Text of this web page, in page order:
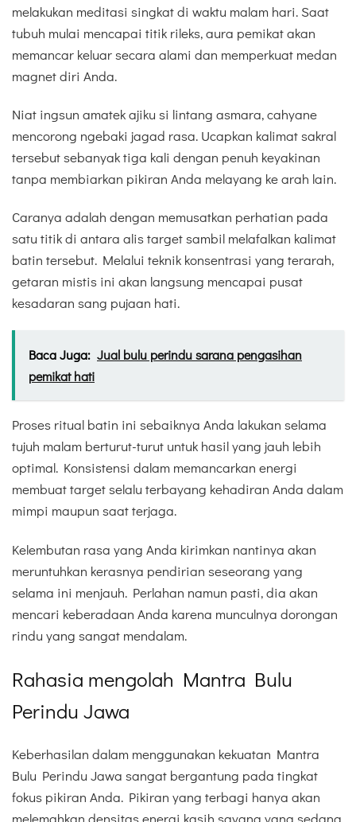
melakukan meditasi singkat di waktu malam hari. Saat
tubuh mulai mencapai titik rileks, aura pemikat akan
memancar keluar secara alami dan memperkuat medan
magnet diri Anda.
Niat ingsun amatek ajiku si lintang asmara, cahyane
mencorong ngebaki jagad rasa. Ucapkan kalimat sakral
tersebut sebanyak tiga kali dengan penuh keyakinan
tanpa membiarkan pikiran Anda melayang ke arah lain.
Caranya adalah dengan memusatkan perhatian pada
satu titik di antara alis target sambil melafalkan kalimat
batin tersebut. Melalui teknik konsentrasi yang terarah,
getaran mistis ini akan langsung mencapai pusat
kesadaran sang pujaan hati.
Baca Juga: Jual bulu perindu sarana pengasihan
pemikat hati
Proses ritual batin ini sebaiknya Anda lakukan selama
tujuh malam berturut-turut untuk hasil yang jauh lebih
optimal. Konsistensi dalam memancarkan energi
membuat target selalu terbayang kehadiran Anda dalam
mimpi maupun saat terjaga.
Kelembutan rasa yang Anda kirimkan nantinya akan
meruntuhkan kerasnya pendirian seseorang yang
selama ini menjauh. Perlahan namun pasti, dia akan
mencari keberadaan Anda karena munculnya dorongan
rindu yang sangat mendalam.
Rahasia mengolah Mantra Bulu
Perindu Jawa
Keberhasilan dalam menggunakan kekuatan Mantra
Bulu Perindu Jawa sangat bergantung pada tingkat
fokus pikiran Anda. Pikiran yang terbagi hanya akan